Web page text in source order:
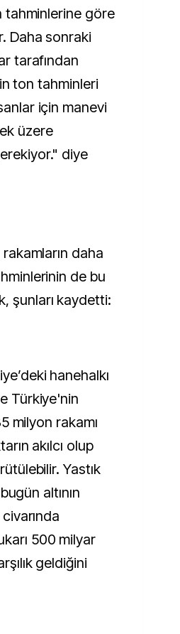
tahminlerine göre
Daha sonraki
tarafından
ton tahminleri
için manevi
üzere
diye
daha
de bu
şunları kaydetti:
hanehalkı
Türkiye'nin
milyon rakamı
akılcı olup
Yastık
altının
500 milyar
geldiğini